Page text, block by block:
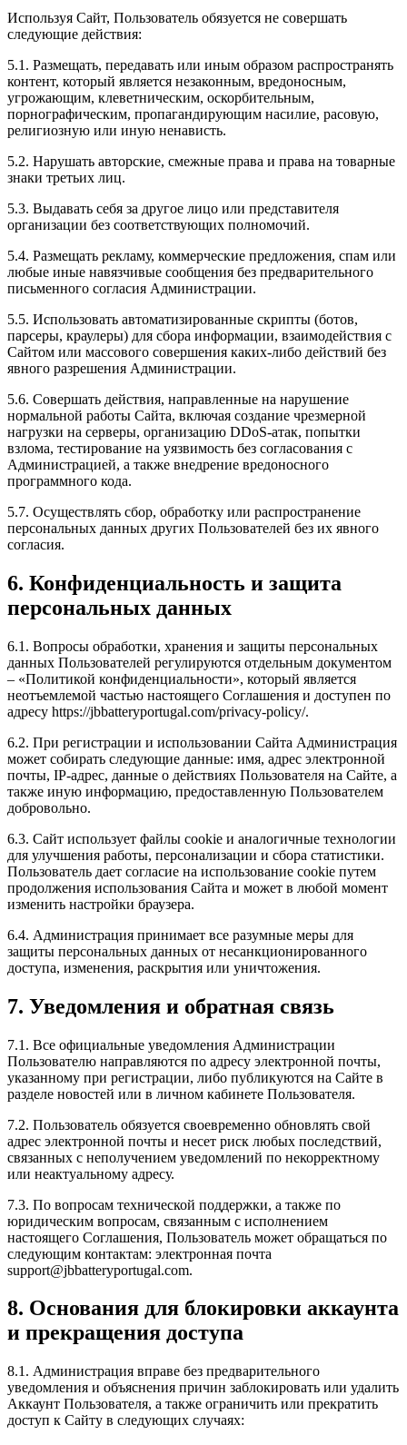
Используя Сайт, Пользователь обязуется не совершать
следующие действия:
5.1. Размещать, передавать или иным образом распространять
контент, который является незаконным, вредоносным,
угрожающим, клеветническим, оскорбительным,
порнографическим, пропагандирующим насилие, расовую,
религиозную или иную ненависть.
5.2. Нарушать авторские, смежные права и права на товарные
знаки третьих лиц.
5.3. Выдавать себя за другое лицо или представителя
организации без соответствующих полномочий.
5.4. Размещать рекламу, коммерческие предложения, спам или
любые иные навязчивые сообщения без предварительного
письменного согласия Администрации.
5.5. Использовать автоматизированные скрипты (ботов,
парсеры, краулеры) для сбора информации, взаимодействия с
Сайтом или массового совершения каких-либо действий без
явного разрешения Администрации.
5.6. Совершать действия, направленные на нарушение
нормальной работы Сайта, включая создание чрезмерной
нагрузки на серверы, организацию DDoS-атак, попытки
взлома, тестирование на уязвимость без согласования с
Администрацией, а также внедрение вредоносного
программного кода.
5.7. Осуществлять сбор, обработку или распространение
персональных данных других Пользователей без их явного
согласия.
6. Конфиденциальность и защита
персональных данных
6.1. Вопросы обработки, хранения и защиты персональных
данных Пользователей регулируются отдельным документом
– «Политикой конфиденциальности», который является
неотъемлемой частью настоящего Соглашения и доступен по
адресу https://jbbatteryportugal.com/privacy-policy/.
6.2. При регистрации и использовании Сайта Администрация
может собирать следующие данные: имя, адрес электронной
почты, IP-адрес, данные о действиях Пользователя на Сайте, а
также иную информацию, предоставленную Пользователем
добровольно.
6.3. Сайт использует файлы cookie и аналогичные технологии
для улучшения работы, персонализации и сбора статистики.
Пользователь дает согласие на использование cookie путем
продолжения использования Сайта и может в любой момент
изменить настройки браузера.
6.4. Администрация принимает все разумные меры для
защиты персональных данных от несанкционированного
доступа, изменения, раскрытия или уничтожения.
7. Уведомления и обратная связь
7.1. Все официальные уведомления Администрации
Пользователю направляются по адресу электронной почты,
указанному при регистрации, либо публикуются на Сайте в
разделе новостей или в личном кабинете Пользователя.
7.2. Пользователь обязуется своевременно обновлять свой
адрес электронной почты и несет риск любых последствий,
связанных с неполучением уведомлений по некорректному
или неактуальному адресу.
7.3. По вопросам технической поддержки, а также по
юридическим вопросам, связанным с исполнением
настоящего Соглашения, Пользователь может обращаться по
следующим контактам: электронная почта
support@jbbatteryportugal.com.
8. Основания для блокировки аккаунта
и прекращения доступа
8.1. Администрация вправе без предварительного
уведомления и объяснения причин заблокировать или удалить
Аккаунт Пользователя, а также ограничить или прекратить
доступ к Сайту в следующих случаях: